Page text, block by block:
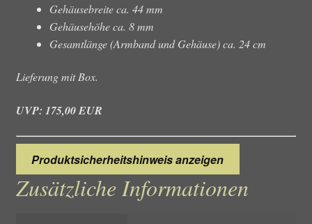
Gehäusebreite ca. 44 mm
Gehäusehöhe ca. 8 mm
Gesamtlänge (Armband und Gehäuse) ca. 24 cm
Lieferung mit Box.
UVP: 175,00 EUR
Produktsicherheitshinweis anzeigen
Zusätzliche Informationen